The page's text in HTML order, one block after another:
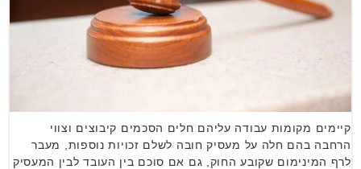
קיימים מקומות עבודה עליהם חלים הסכמים קיבוצים וצווי
הרחבה בהם חלה על מעסיק חובה לשלם זכויות נוספות, מעבר
לרף המינימום שקובע החוק, גם אם סוכם בין העובד לבין המעסיק